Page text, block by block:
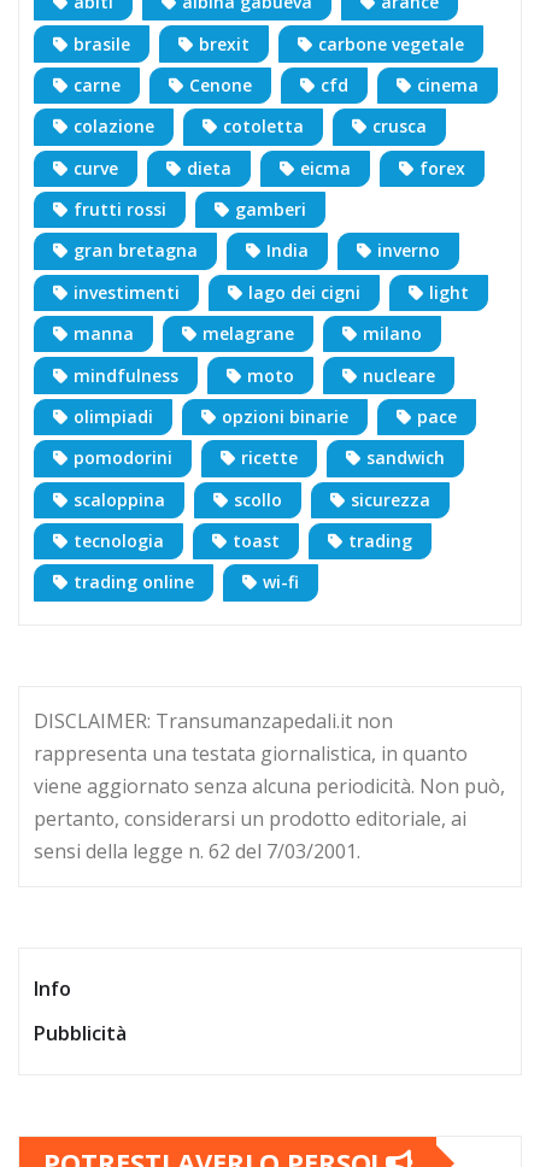
brasile
brexit
carbone vegetale
carne
Cenone cfd
cinema
colazione
cotoletta
crusca
curve
dieta eicma
forex
frutti rossi
gamberi
gran bretagna
India
inverno
investimenti
lago dei cigni
light
manna
melagrane
milano
mindfulness
moto
nucleare
olimpiadi
opzioni binarie
pace
pomodorini
ricette
sandwich
scaloppina
scollo
sicurezza
tecnologia
toast
trading
trading online
wi-fi
DISCLAIMER: Transumanzapedali.it non
rappresenta una testata giornalistica, in quanto
viene aggiornato senza alcuna periodicità. Non può,
pertanto, considerarsi un prodotto editoriale, ai
sensi della legge n. 62 del 7/03/2001.
Info
Pubblicità